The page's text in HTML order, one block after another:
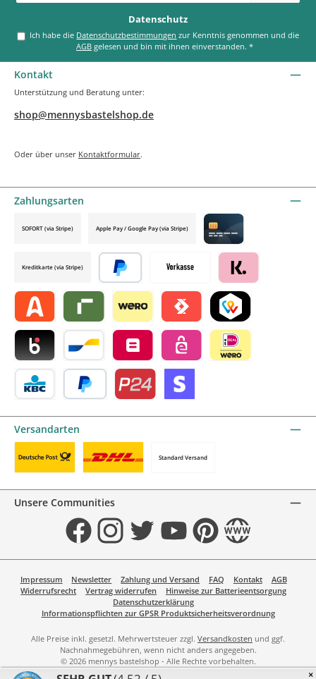
*
Datenschutz
Ich habe die Datenschutzbestimmungen
AGB gelesen und bin mit ihnen einverstanden.*
Kontakt
Unterstützung und Beratung unter:
shop@mennysbastelshop.de
Oder über unser Kontaktformular.
Zahlungsarten
Vorkasse Klarna by mollie
Alma by mollieRiverty by mollie
Wero Satispay by mollieTWINT by mollie
Blik by mollieBancontact by mollie
Belfius by mollieeps by mollie
SOFORT (via Stripe) Apple Pay / Google Pay (via Stripe)
Credit card by mollie
Kreditkarte (via Stripe)
Später bezahlen
Versandarten
Standard Versand
Unsere Communities
FacebookInstagramTwitter YouTubePinterestWebsite
Impressum Newsletter Zahlung und Versand FAQ Kontakt
AGB
Widerrufsrecht
Vertrag widerrufen
Hinweise zur Batterieentsorgung
Datenschutzerklärung
Informationspflichten zur GPSR Produktsicherheitsverordnung
Alle Preise inkl. gesetzl. Mehrwertsteuer zzgl. Versandkosten und ggf.
Nachnahmegebühren, wenn nicht anders angegeben.
© 2026 mennys bastelshop - Alle Rechte vorbehalten.
×